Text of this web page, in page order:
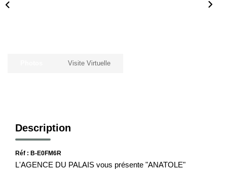
Visite Virtuelle
Description
Réf : B-E0FM6R
L'AGENCE DU PALAIS vous présente "ANATOLE"